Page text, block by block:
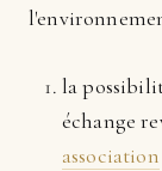
la
échange
association